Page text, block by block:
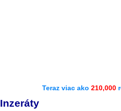
Teraz viac ako 210,000
Inzeráty